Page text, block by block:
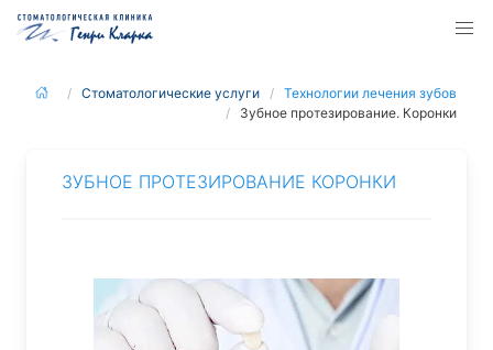
Стоматологические услуги
Технологии лечения зубов
Зубное протезирование. Коронки
ЗУБНОЕ ПРОТЕЗИРОВАНИЕ КОРОНКИ